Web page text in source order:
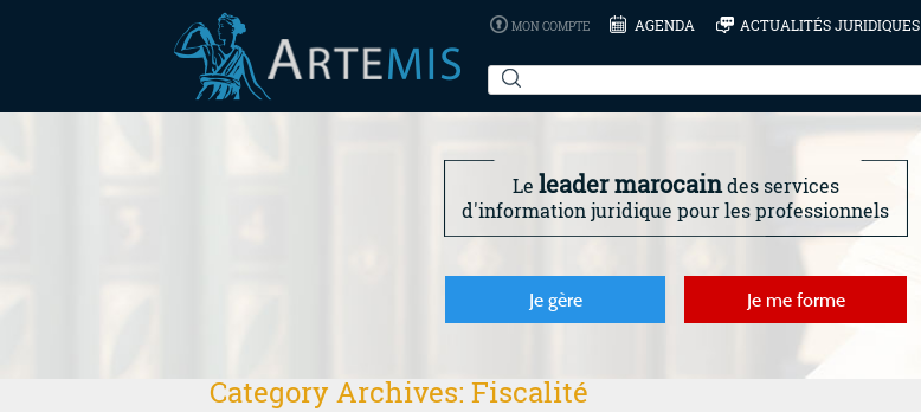
MON COMPTE AGENDA ACTUALITÉS JURIDIQUES
Le leader marocaindes services
d'information juridique pour les professionnels
Je gère Je me forme
Category Archives: Fiscalité